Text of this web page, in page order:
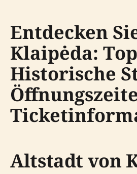
Entdecken
Klaipėda:
Historische
Altstadt von